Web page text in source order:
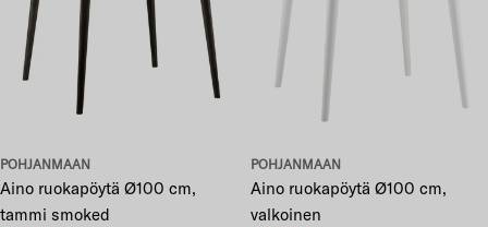
POHJANMAAN
Aino ruokapöytä Ø100 cm,
tammi smoked
POHJANMAAN
Aino ruokapöytä Ø100 cm,
valkoinen